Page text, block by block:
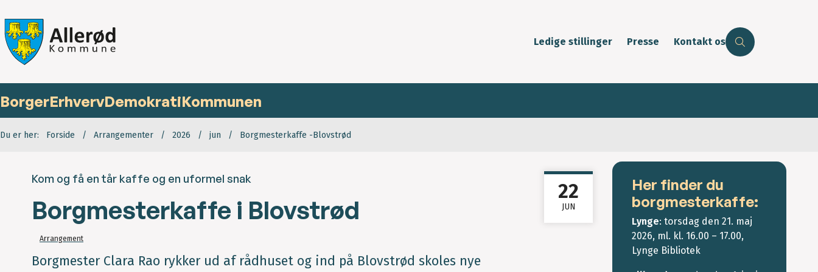
Ledige stillinger Presse Kontakt os
BorgerErhvervDemokratiKommunen
Du er her: Forside Arrangementer 2026 jun Borgmesterkaffe -Blovstrød
Kom og få en tår kaffe og en uformel snak
Borgmesterkaffe i Blovstrød
22
JUN
Arrangement
Borgmester Clara Rao rykker ud af rådhuset og ind på Blovstrød skoles nye
Her finder du
borgmesterkaffe:
Lynge: torsdag den 21. maj
2026, ml. kl. 16.00 – 17.00,
Lynge Bibliotek